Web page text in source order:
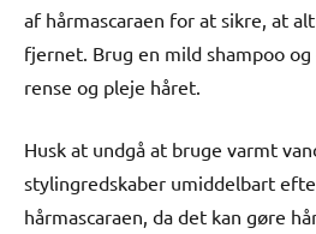
af hårmascaraen for at sikre, at
fjernet. Brug en mild shampoo
rense og pleje håret.
Husk at undgå at bruge varmt
stylingredskaber umiddelbart
hårmascaraen, da det kan gøre